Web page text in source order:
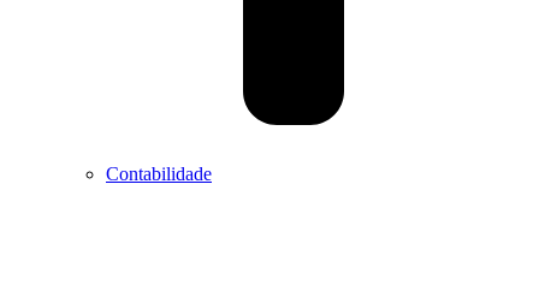
Contabilidade